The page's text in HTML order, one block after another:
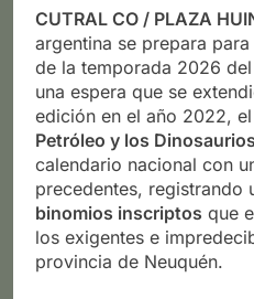
CUTRAL CO / PLAZA
argentina se prepara
de la temporada 2026 del
una espera que se
edición en el año 2022,
Petróleo y los Dinosaurios
calendario nacional con
precedentes, registrando
binomios inscriptos que
los exigentes e
provincia de Neuquén.